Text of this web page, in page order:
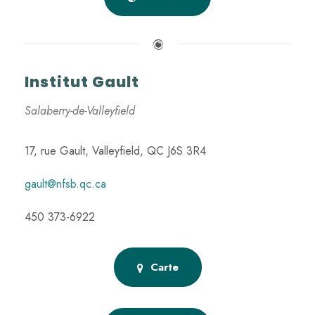
Institut Gault
Salaberry-de-Valleyfield
17, rue Gault, Valleyfield, QC J6S 3R4
gault@nfsb.qc.ca
450 373-6922
Carte